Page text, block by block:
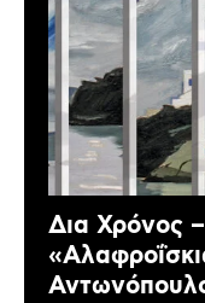
Δια Χρόνος